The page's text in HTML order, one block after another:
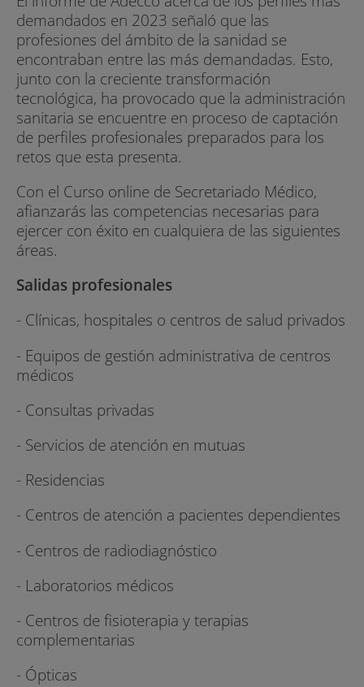
demandados en 2023 señaló que las
profesiones del ámbito de la sanidad se
encontraban entre las más demandadas. Esto,
junto con la creciente transformación
tecnológica, ha provocado que la administración
sanitaria se encuentre en proceso de captación
de perfiles profesionales preparados para los
retos que esta presenta.
Con el Curso online de Secretariado Médico,
afianzarás las competencias necesarias para
ejercer con éxito en cualquiera de las siguientes
áreas.
Salidas profesionales
- Clínicas, hospitales o centros de salud privados
- Equipos de gestión administrativa de centros
médicos
- Consultas privadas
- Servicios de atención en mutuas
- Residencias
- Centros de atención a pacientes dependientes
- Centros de radiodiagnóstico
- Laboratorios médicos
- Centros de fisioterapia y terapias
complementarias
- Ópticas